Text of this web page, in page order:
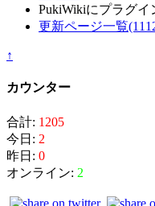
PukiWikiにプラグイ
更新ページ一覧
↑
カウンター
合計: 1205
今日: 2
昨日: 0
オンライン: 2